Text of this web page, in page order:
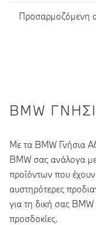
Προσαρμοζόμενη
BMW
Με τα BMW Γνήσια
BMW σας ανάλογα
προϊόντων που
αυστηρότερες
για τη δική σας
προσδοκίες.